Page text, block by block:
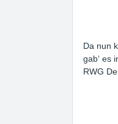
Da nun
gab‘ es
RWG